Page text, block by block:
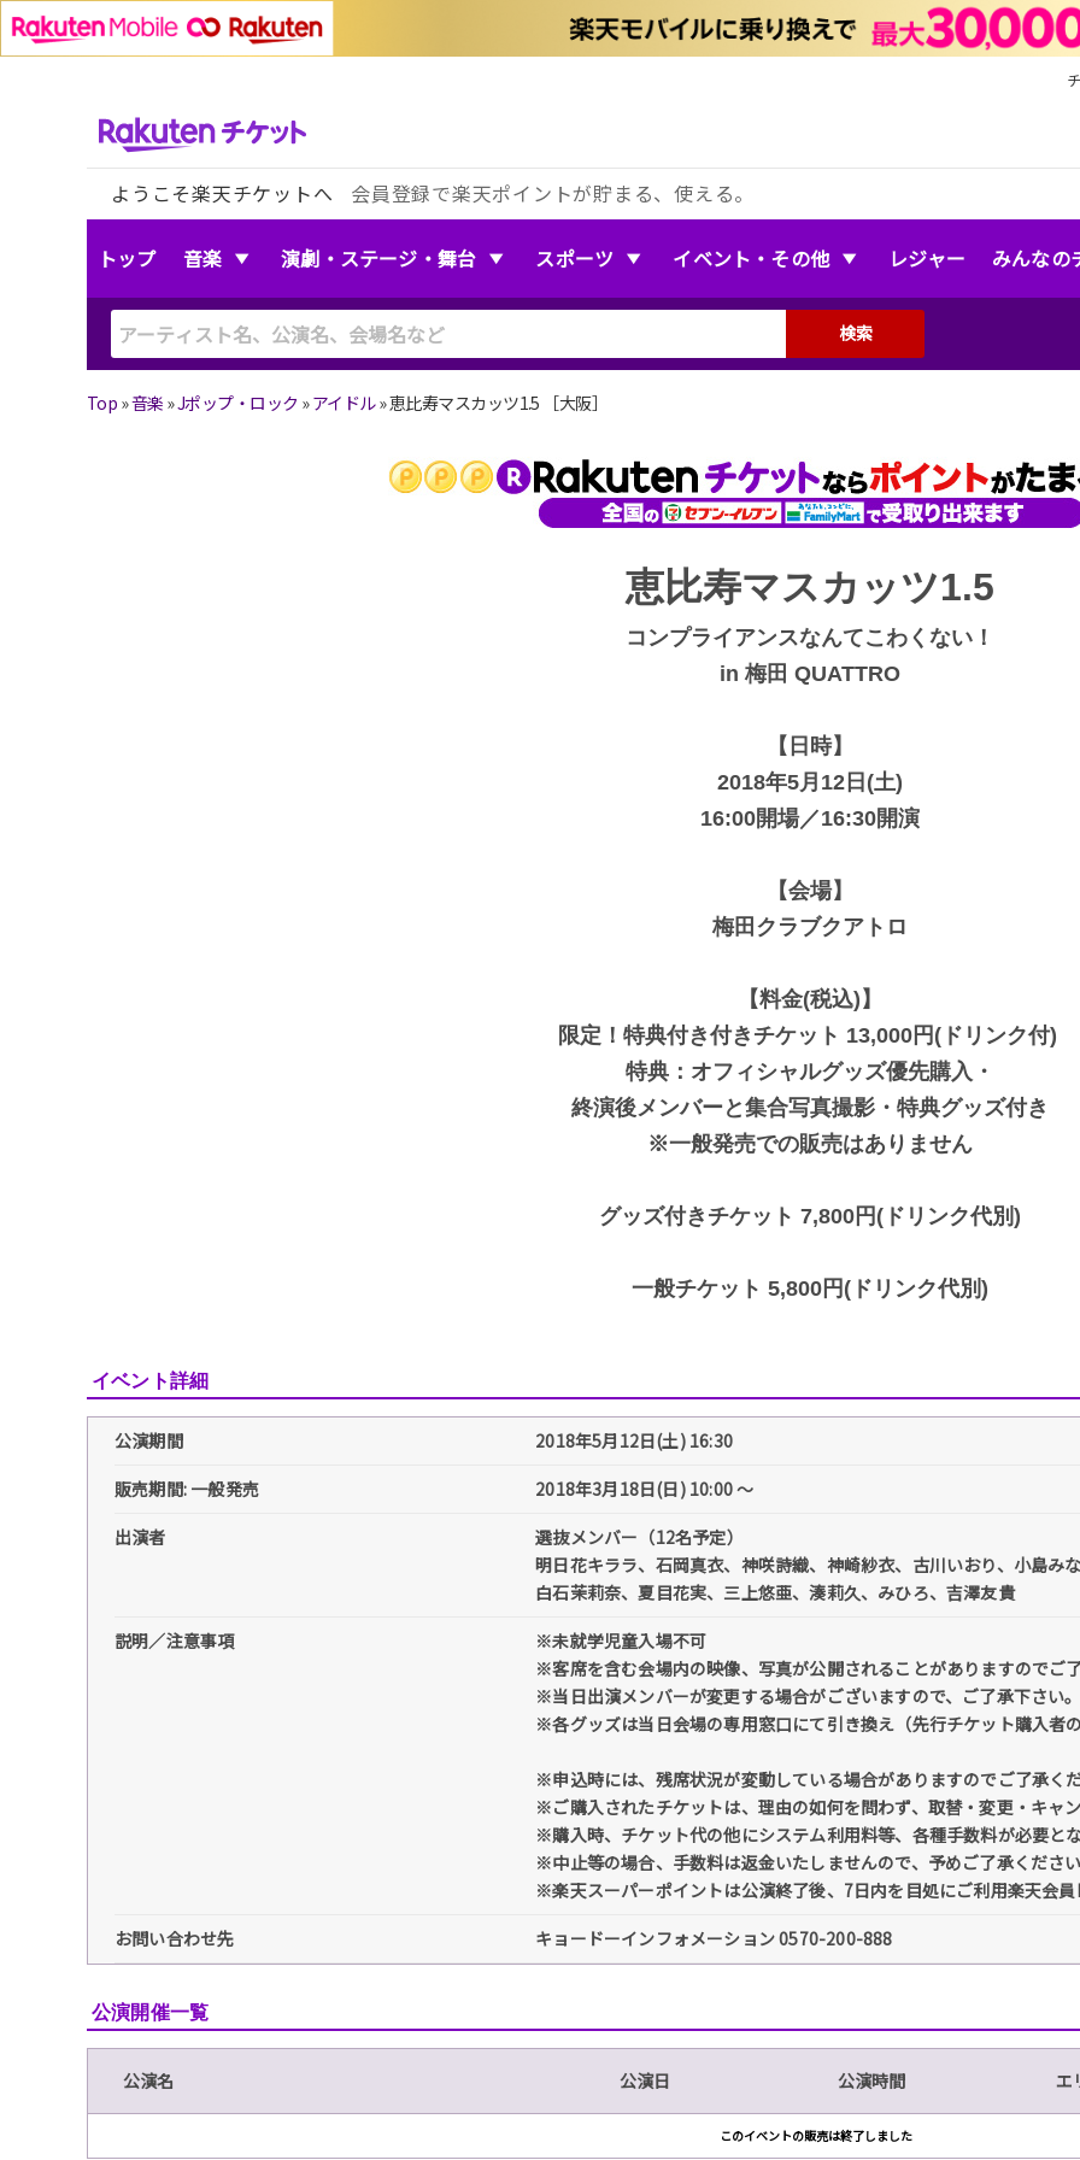
ようこそ楽天チケットへ 会員登録で楽天ポイントが貯まる、使える。
トップ 音楽 演劇・ステージ・舞台 スポーツ イベント・その他 レジャー みんなの
検索
Top »音楽 »Jポップ・ロック »アイドル»恵比寿マスカッツ1.5 ［大阪］
恵比寿マスカッツ1.5
コンプライアンスなんてこわくない！
in 梅田 QUATTRO
【日時】
2018年5月12日(土)
16:00開場／16:30開演
【会場】
梅田クラブクアトロ
【料金(税込)】
限定！特典付き付きチケット 13,000円(ドリンク付)
特典：オフィシャルグッズ優先購入・
終演後メンバーと集合写真撮影・特典グッズ付き
※一般発売での販売はありません
グッズ付きチケット 7,800円(ドリンク代別)
一般チケット 5,800円(ドリンク代別)
イベント詳細
公演期間
2018年5月12日(土) 16:30
販売期間: 一般発売
2018年3月18日(日) 10:00 〜
出演者
選抜メンバー（12名予定）
明日花キララ、石岡真衣、神咲詩織、神崎紗衣、古川いおり、小島み
白石茉莉奈、夏目花実、三上悠亜、湊莉久、みひろ、吉澤友貴
説明／注意事項
※未就学児童入場不可
※客席を含む会場内の映像、写真が公開されることがありますのでご
※当日出演メンバーが変更する場合がございますので、ご了承下さい
※各グッズは当日会場の専用窓口にて引き換え（先行チケット購入者
※申込時には、残席状況が変動している場合がありますのでご了承く
※ご購入されたチケットは、理由の如何を問わず、取替・変更・キャ
※購入時、チケット代の他にシステム利用料等、各種手数料が必要と
※中止等の場合、手数料は返金いたしませんので、予めご了承くださ
※楽天スーパーポイントは公演終了後、7日内を目処にご利用楽天会
お問い合わせ先
キョードーインフォメーション 0570-200-888
公演開催一覧
公演名 公演日 公演時間 エ
このイベントの販売は終了しました